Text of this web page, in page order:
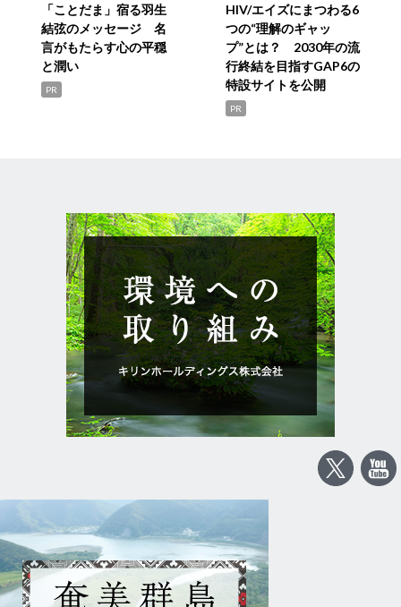
「ことだま」宿る羽生
結弦のメッセージ 名
言がもたらす心の平穏
と潤い
PR
HIV/エイズにまつわる6
つの“理解のギャッ
プ”とは？ 2030年の流
行終結を目指すGAP6の
特設サイトを公開
PR